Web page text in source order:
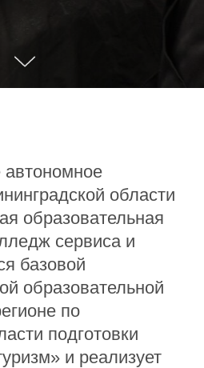
автономное
области
образовательная
сервиса и
базовой
образовательной
по
подготовки
и реализует